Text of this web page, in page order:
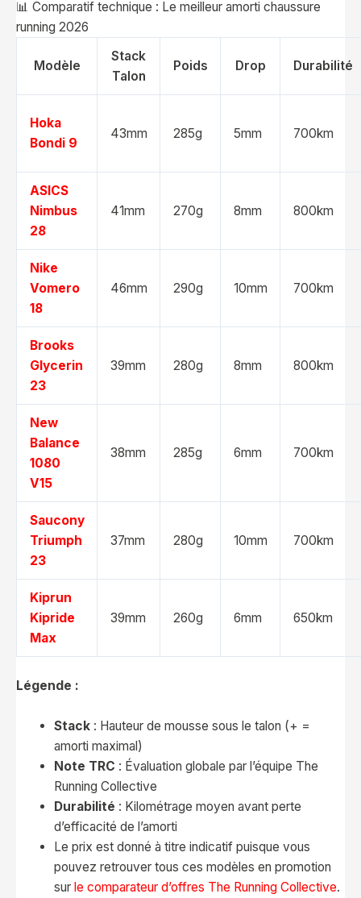
📊 Comparatif technique : Le meilleur amorti chaussure
running 2026
Modèle
Stack
Talon
Poids Drop Durabilité
Hoka
Bondi 9
43mm 285g 5mm 700km
ASICS
Nimbus
28
41mm 270g 8mm 800km
Nike
Vomero
18
46mm 290g 10mm 700km
Brooks
Glycerin
23
39mm 280g 8mm 800km
New
Balance
1080
V15
38mm 285g 6mm 700km
Saucony
Triumph
23
37mm 280g 10mm 700km
Kiprun
Kipride
Max
39mm 260g 6mm 650km
Légende :
Stack: Hauteur de mousse sous le talon (+ =
amorti maximal)
Note TRC : Évaluation globale par l’équipe The
Running Collective
Durabilité : Kilométrage moyen avant perte
d’efficacité de l’amorti
Le prix est donné à titre indicatif puisque vous
pouvez retrouver tous ces modèles en promotion
sur le comparateur d’offres The Running Collective.